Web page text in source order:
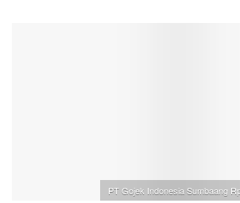
PT Gojek Indonesia Sumbaang